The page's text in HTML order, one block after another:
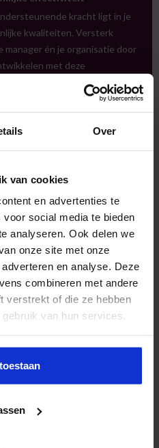
Over
van cookies
en advertenties te
social media te bieden
analyseren. Ook delen we
onze site met onze
en analyse. Deze
combineren met andere
verstrekt of die ze hebben
van hun services.
kracht ligt in je
kwaliteiten. Versterk
manager én je organisatie door
met deze
waar je echt iets aan hebt?
je graag!